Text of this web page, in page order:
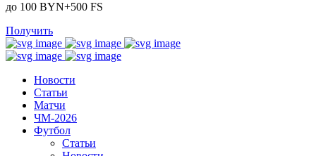
до 100 BYN+500 FS
Получить
Новости
Статьи
Матчи
ЧМ-2026
Футбол
Статьи